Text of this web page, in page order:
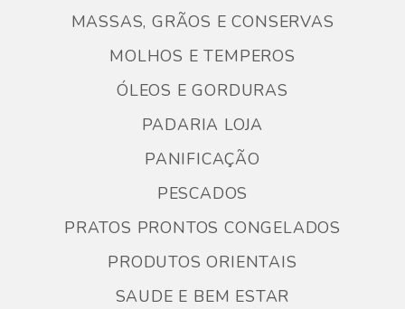
MASSAS, GRÃOS E CONSERVAS
MOLHOS E TEMPEROS
ÓLEOS E GORDURAS
PADARIA LOJA
PANIFICAÇÃO
PESCADOS
PRATOS PRONTOS CONGELADOS
PRODUTOS ORIENTAIS
SAUDE E BEM ESTAR